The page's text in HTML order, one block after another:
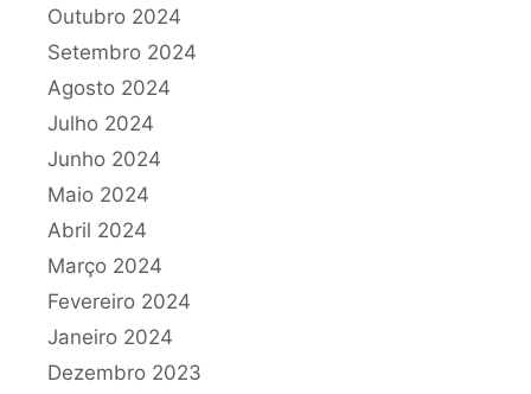
Outubro 2024
Setembro 2024
Agosto 2024
Julho 2024
Junho 2024
Maio 2024
Abril 2024
Março 2024
Fevereiro 2024
Janeiro 2024
Dezembro 2023